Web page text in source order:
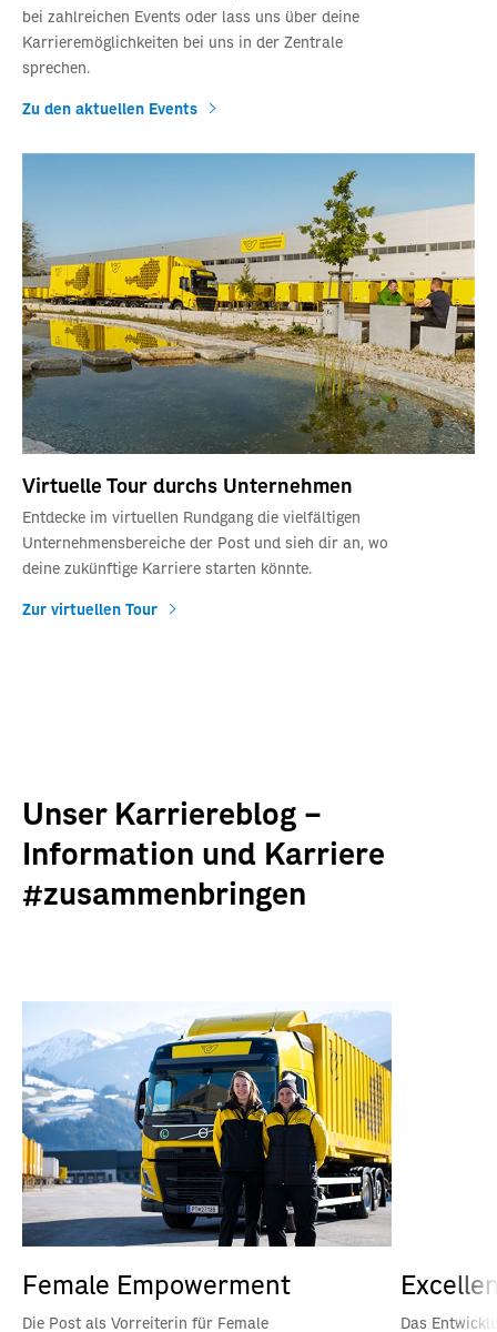
bei zahlreichen Events oder lass uns über deine
Karrieremöglichkeiten bei uns in der Zentrale
sprechen.
Zu den aktuellen Events
Virtuelle Tour durchs Unternehmen
Entdecke im virtuellen Rundgang die vielfältigen
Unternehmensbereiche der Post und sieh dir an, wo
deine zukünftige Karriere starten könnte.
Zur virtuellen Tour
Unser Karriereblog –
Information und Karriere
#zusammenbringen
Female Empowerment
Die Post als Vorreiterin für Female
Das